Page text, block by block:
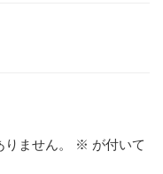
ません。 ※ が付いて